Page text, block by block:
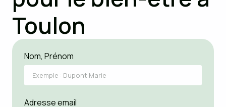
Toulon
Nom, Prénom
Adresse email